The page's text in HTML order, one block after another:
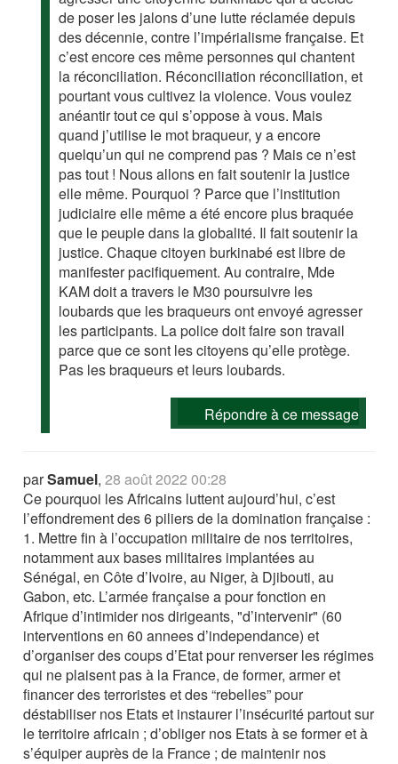
de poser les jalons d’une lutte réclamée depuis
des décennie, contre l’impérialisme française. Et
c’est encore ces même personnes qui chantent
la réconciliation. Réconciliation réconciliation, et
pourtant vous cultivez la violence. Vous voulez
anéantir tout ce qui s’oppose à vous. Mais
quand j’utilise le mot braqueur, y a encore
quelqu’un qui ne comprend pas ? Mais ce n’est
pas tout ! Nous allons en fait soutenir la justice
elle même. Pourquoi ? Parce que l’institution
judiciaire elle même a été encore plus braquée
que le peuple dans la globalité. Il fait soutenir la
justice. Chaque citoyen burkinabé est libre de
manifester pacifiquement. Au contraire, Mde
KAM doit a travers le M30 poursuivre les
loubards que les braqueurs ont envoyé agresser
les participants. La police doit faire son travail
parce que ce sont les citoyens qu’elle protège.
Pas les braqueurs et leurs loubards.
Répondre à ce message
parSamuel,28 août 2022 00:28
Ce pourquoi les Africains luttent aujourd’hui, c’est
l’effondrement des 6 piliers de la domination française :
1. Mettre fin à l’occupation militaire de nos territoires,
notamment aux bases militaires implantées au
Sénégal, en Côte d’Ivoire, au Niger, à Djibouti, au
Gabon, etc. L’armée française a pour fonction en
Afrique d’intimider nos dirigeants, "d’intervenir" (60
interventions en 60 annees d’independance) et
d’organiser des coups d’Etat pour renverser les régimes
qui ne plaisent pas à la France, de former, armer et
financer des terroristes et des “rebelles” pour
déstabiliser nos Etats et instaurer l’insécurité partout sur
le territoire africain ; d’obliger nos Etats à se former et à
s’équiper auprès de la France ; de maintenir nos